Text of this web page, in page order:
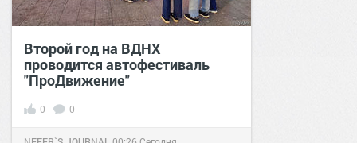
Второй год на ВДНХ
проводится автофестиваль
"ПроДвижение"
0 0